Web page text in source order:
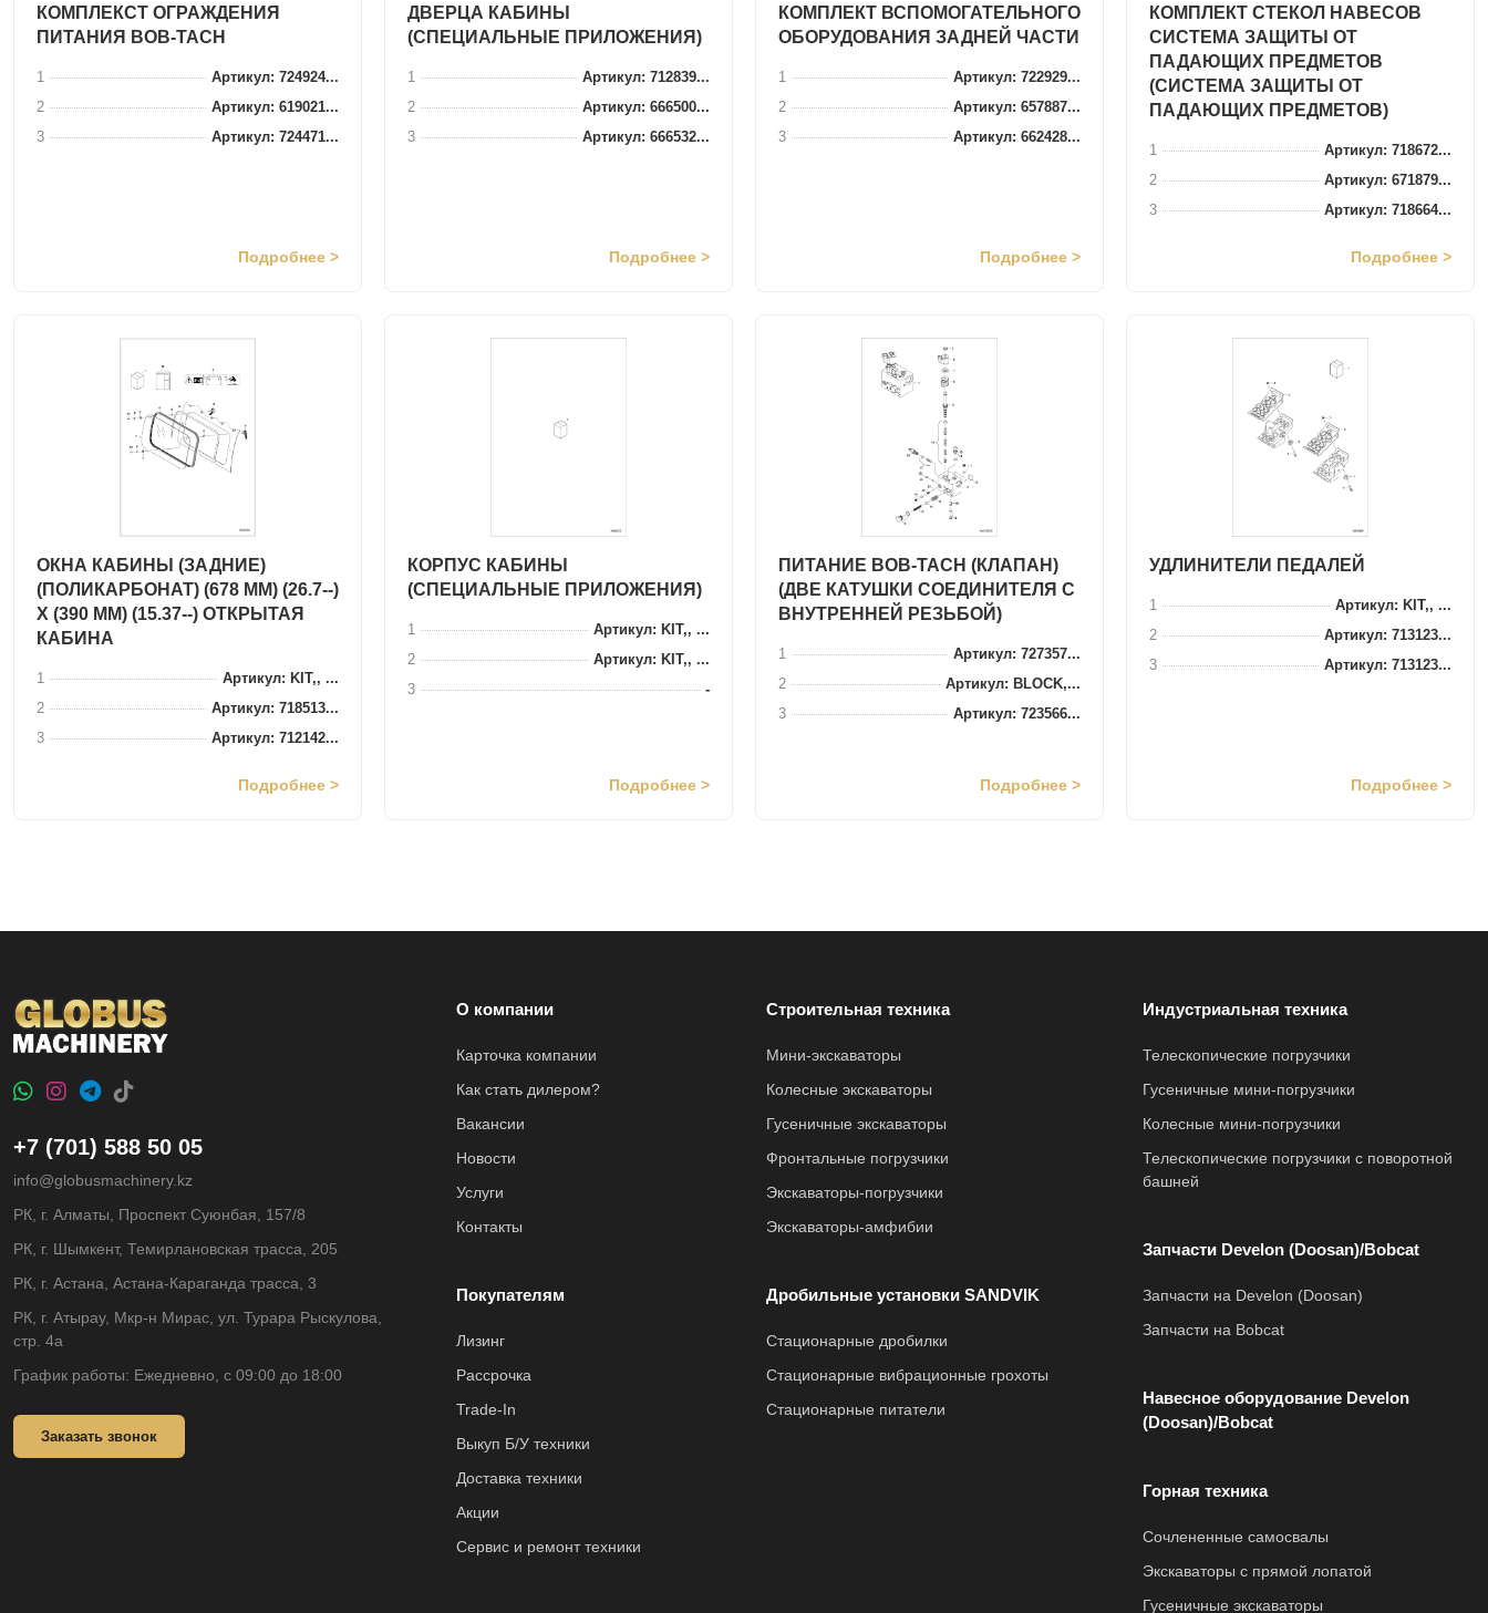
КОМПЛЕКСТ ОГРАЖДЕНИЯ
ПИТАНИЯ BOB-TACH
1
Артикул: 724924...
2
Артикул: 619021...
3
Артикул: 724471...
Подробнее >
ДВЕРЦА КАБИНЫ
(СПЕЦИАЛЬНЫЕ ПРИЛОЖЕНИЯ)
1
Артикул: 712839...
2
Артикул: 666500...
3
Артикул: 666532...
Подробнее >
КОМПЛЕКТ ВСПОМОГАТЕЛЬНОГО
ОБОРУДОВАНИЯ ЗАДНЕЙ ЧАСТИ
1
Артикул: 722929...
2
Артикул: 657887...
3
Артикул: 662428...
Подробнее >
КОМПЛЕКТ СТЕКОЛ НАВЕСОВ
СИСТЕМА ЗАЩИТЫ ОТ
ПАДАЮЩИХ ПРЕДМЕТОВ
(СИСТЕМА ЗАЩИТЫ ОТ
ПАДАЮЩИХ ПРЕДМЕТОВ)
1
Артикул: 718672...
2
Артикул: 671879...
3
Артикул: 718664...
Подробнее >
ОКНА КАБИНЫ (ЗАДНИЕ)
(ПОЛИКАРБОНАТ) (678 ММ) (26.7--)
X (390 ММ) (15.37--) ОТКРЫТАЯ
КАБИНА
1
Артикул: KIT,, ...
2
Артикул: 718513...
3
Артикул: 712142...
Подробнее >
КОРПУС КАБИНЫ
(СПЕЦИАЛЬНЫЕ ПРИЛОЖЕНИЯ)
1
Артикул: KIT,, ...
2
Артикул: KIT,, ...
3
-
Подробнее >
ПИТАНИЕ BOB-TACH (КЛАПАН)
(ДВЕ КАТУШКИ СОЕДИНИТЕЛЯ С
ВНУТРЕННЕЙ РЕЗЬБОЙ)
1
Артикул: 727357...
2
Артикул: BLOCK,...
3
Артикул: 723566...
Подробнее >
УДЛИНИТЕЛИ ПЕДАЛЕЙ
1
Артикул: KIT,, ...
2
Артикул: 713123...
3
Артикул: 713123...
Подробнее >
+7 (701) 588 50 05
info@globusmachinery.kz
РК, г. Алматы, Проспект Суюнбая, 157/8
РК, г. Шымкент, Темирлановская трасса, 205
РК, г. Астана, Астана-Караганда трасса, 3
РК, г. Атырау, Мкр-н Мирас, ул. Турара Рыскулова,
стр. 4а
График работы: Ежедневно, с 09:00 до 18:00
Заказать звонок
О компании
Карточка компании
Как стать дилером?
Вакансии
Новости
Услуги
Контакты
Покупателям
Лизинг
Рассрочка
Trade-In
Выкуп Б/У техники
Доставка техники
Акции
Сервис и ремонт техники
Строительная техника
Мини-экскаваторы
Колесные экскаваторы
Гусеничные экскаваторы
Фронтальные погрузчики
Экскаваторы-погрузчики
Экскаваторы-амфибии
Дробильные установки SANDVIK
Стационарные дробилки
Стационарные вибрационные грохоты
Стационарные питатели
Индустриальная техника
Телескопические погрузчики
Гусеничные мини-погрузчики
Колесные мини-погрузчики
Телескопические погрузчики с поворотной
башней
Запчасти Develon (Doosan)/Bobcat
Запчасти на Develon (Doosan)
Запчасти на Bobcat
Навесное оборудование Develon
(Doosan)/Bobcat
Горная техника
Сочлененные самосвалы
Экскаваторы с прямой лопатой
Гусеничные экскаваторы